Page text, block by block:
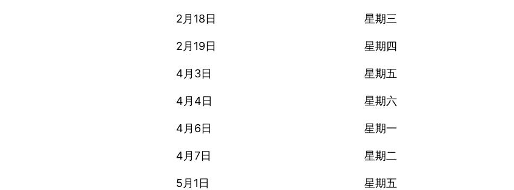
2月18日 星期三
2月19日 星期四
4月3日 星期五
4月4日 星期六
4月6日 星期一
4月7日 星期二
5月1日 星期五